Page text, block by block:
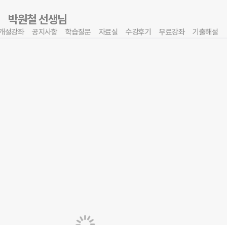
이전
박원철 선생님
설강좌 공지사항 학습질문 자료실 수강후기 무료강좌 기출해설